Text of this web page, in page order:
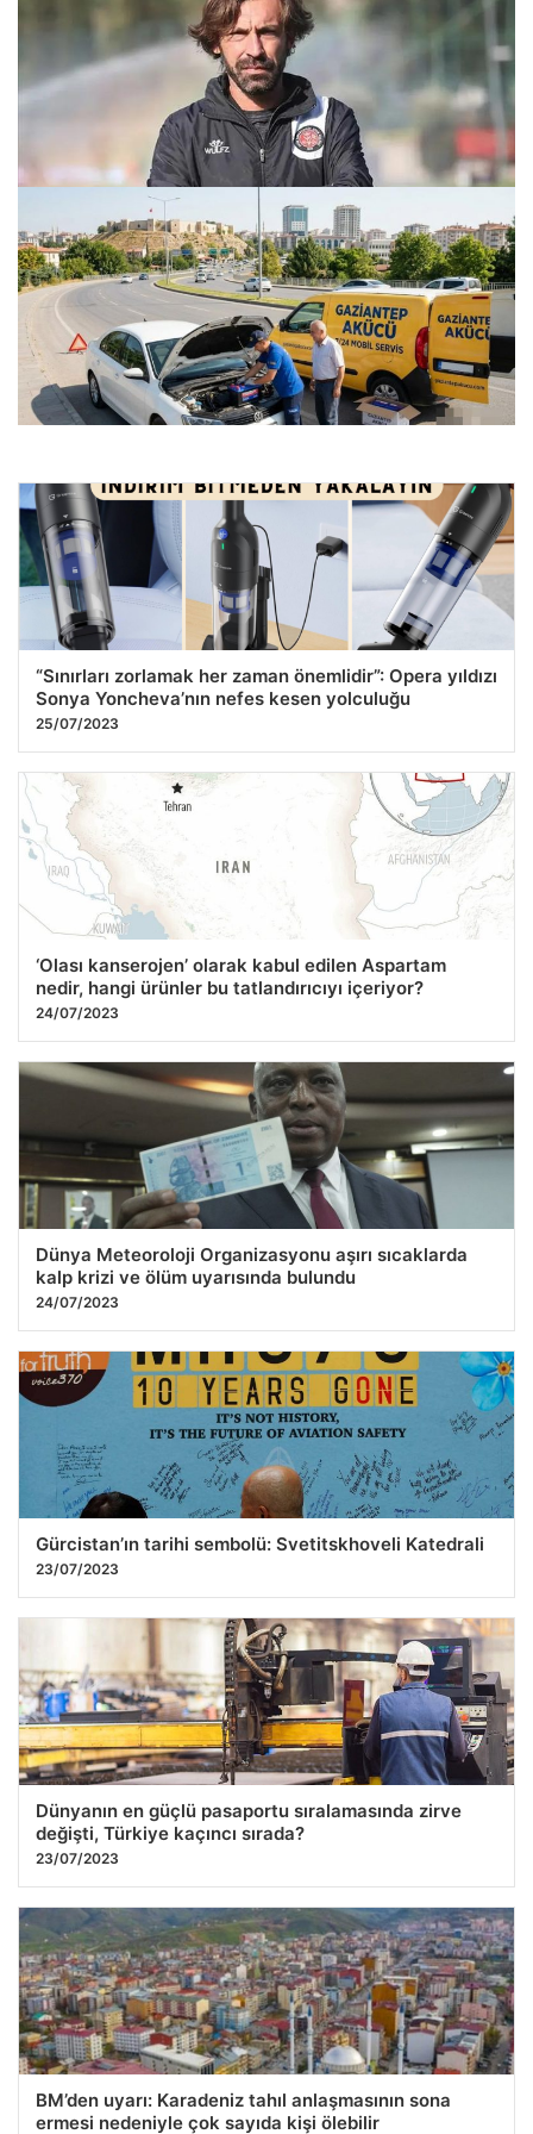
Teknik direktör Andrea Pirlo’nun yeni takımı belli oldu!
25.07.2026 11:21
Gaziantep Şehir Merkezi Araç Performans Üniteleri –
Gaziantep Akücü
24.07.2026 22:06
“Sınırları zorlamak her zaman önemlidir”: Opera yıldızı
Sonya Yoncheva’nın nefes kesen yolculuğu
25/07/2023
‘Olası kanserojen’ olarak kabul edilen Aspartam
nedir, hangi ürünler bu tatlandırıcıyı içeriyor?
24/07/2023
Dünya Meteoroloji Organizasyonu aşırı sıcaklarda
kalp krizi ve ölüm uyarısında bulundu
24/07/2023
Gürcistan’ın tarihi sembolü: Svetitskhoveli Katedrali
23/07/2023
Dünyanın en güçlü pasaportu sıralamasında zirve
değişti, Türkiye kaçıncı sırada?
23/07/2023
BM’den uyarı: Karadeniz tahıl anlaşmasının sona
ermesi nedeniyle çok sayıda kişi ölebilir